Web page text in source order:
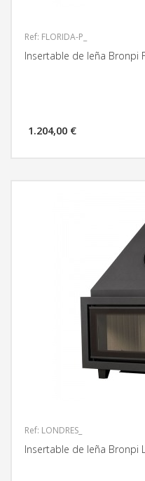
Ref: FLORIDA-P_
Insertable de leña Bronpi
1.204,00 €
Ref: LONDRES_
Insertable de leña Bronpi